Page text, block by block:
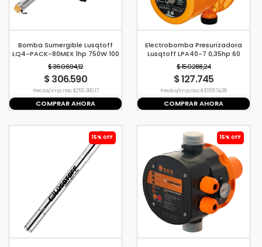
Bomba Sumergible Lusqtoff
LQ4-PACK-80MEX 1hp 750W 100
l/min
$ 360.694,12
$ 306.590
Precio s/imp. nac. $ 253.380,17
COMPRAR AHORA
Electrobomba Presurizadora
Lusqtoff LPA40-7 0,35hp 60
L/min 260w
$ 150.288,24
$ 127.745
Precio s/imp. nac. $ 105.574,38
COMPRAR AHORA
15% OFF 15% OFF